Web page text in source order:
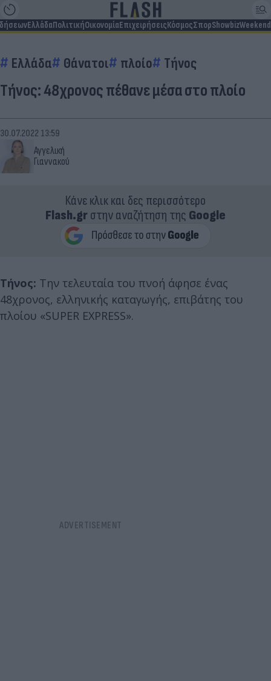
ΕλλάδαΠολιτικήΟικονομίαΕπιχειρήσειςΚόσμοςΣπορShowbizWeekend
Ελλάδα Θάνατοι πλοίο Τήνος
Τήνος: 48χρονος πέθανε μέσα στο πλοίο
Αγγελική
Γιαννακού
30.07.2022 13:59
Κάνε κλικ και δες περισσότερο
Flash.grστην αναζήτηση της Google
Τήνος: Την τελευταία του πνοή άφησε ένας
48χρονος, ελληνικής καταγωγής, επιβάτης του
πλοίου «SUPER EXPRESS».